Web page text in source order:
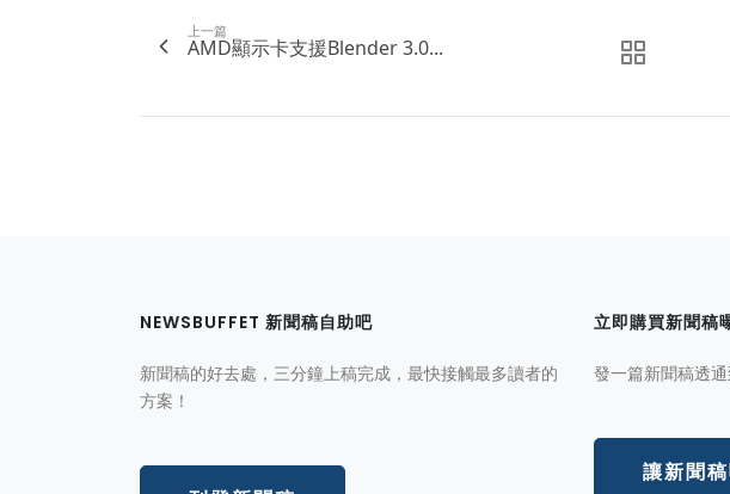
上一篇
AMD顯示卡支援Blender 3.0...
NEWSBUFFET 新聞稿自助吧
新聞稿的好去處，三分鐘上稿完成，最快接觸最多讀者的
方案！
立即購買新聞稿
發一篇新聞稿透
讓新聞